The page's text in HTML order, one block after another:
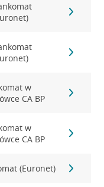
w
CA BP
w
CA BP
(Euronet)